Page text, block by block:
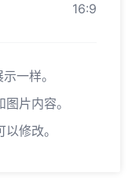
16:9
一样。
片内容。
修改。